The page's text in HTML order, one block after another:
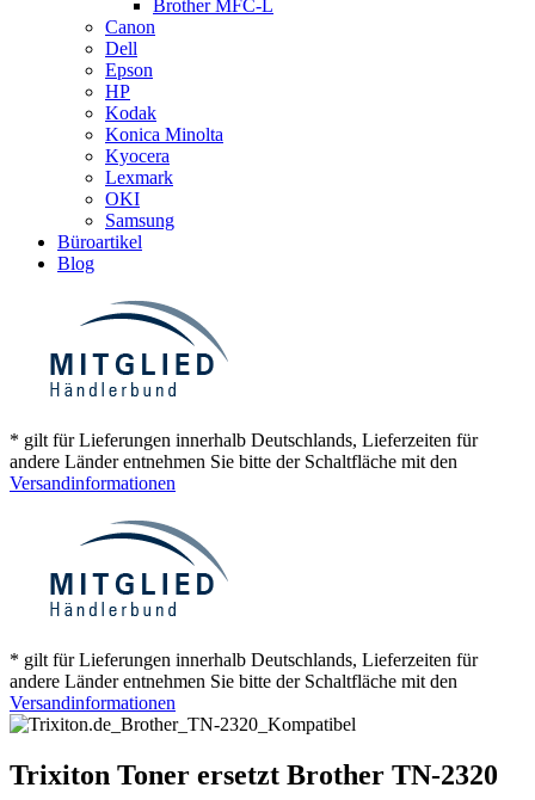
Brother MFC-L
Canon
Dell
Epson
HP
Kodak
Konica Minolta
Kyocera
Lexmark
OKI
Samsung
Büroartikel
Blog
* gilt für Lieferungen innerhalb Deutschlands, Lieferzeiten für
andere Länder entnehmen Sie bitte der Schaltfläche mit den
Versandinformationen
* gilt für Lieferungen innerhalb Deutschlands, Lieferzeiten für
andere Länder entnehmen Sie bitte der Schaltfläche mit den
Versandinformationen
Trixiton Toner ersetzt Brother TN-2320